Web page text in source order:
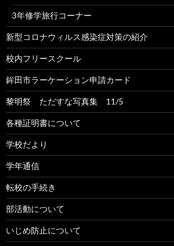
3年修学旅行コーナー
新型コロナウィルス感染症対策の紹介
校内フリースクール
鉾田市ラーケーション申請カード
黎明祭 ただすな写真集 11/5
各種証明書について
学校だより
学年通信
転校の手続き
部活動について
いじめ防止について